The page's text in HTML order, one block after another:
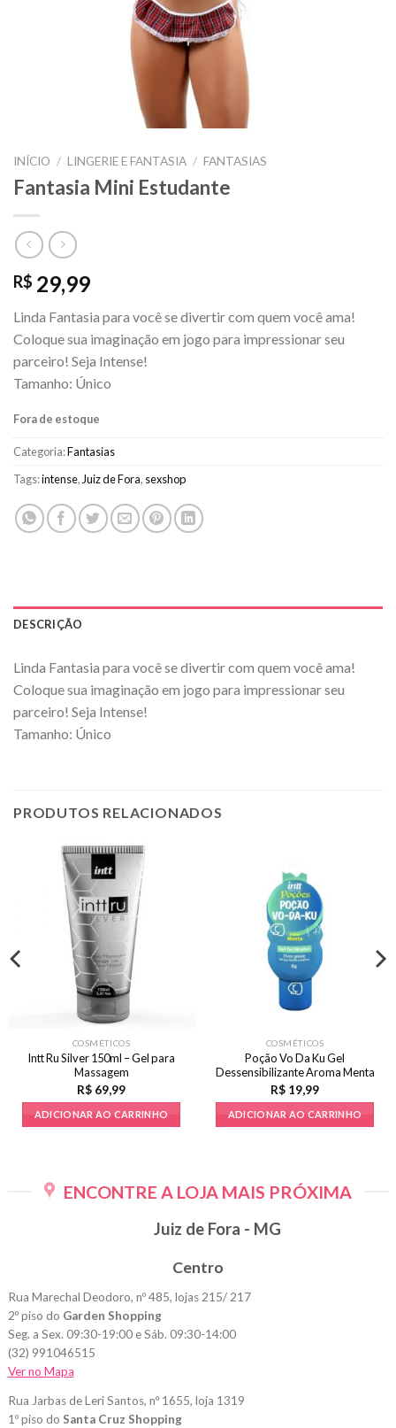
INÍCIO / LINGERIE E FANTASIA / FANTASIAS
Fantasia Mini Estudante
R$ 29,99
Linda Fantasia para você se divertir com quem você ama!
Coloque sua imaginação em jogo para impressionar seu
parceiro! Seja Intense!
Tamanho: Único
Fora de estoque
Categoria:Fantasias
Tags:intense,Juiz de Fora, sexshop
DESCRIÇÃO
Linda Fantasia para você se divertir com quem você ama!
Coloque sua imaginação em jogo para impressionar seu
parceiro! Seja Intense!
Tamanho: Único
PRODUTOS RELACIONADOS
COSMÉTICOS
Intt Ru Silver 150ml – Gel para
Massagem
R$ 69,99
ADICIONAR AO CARRINHO
COSMÉTICOS
Poção Vo Da Ku Gel
Dessensibilizante Aroma Menta
15g
R$ 19,99
ADICIONAR AO CARRINHO
ENCONTRE A LOJA MAIS PRÓXIMA
Juiz de Fora - MG
Centro
Rua Marechal Deodoro, nº 485, lojas 215/ 217
2º piso do Garden Shopping
Seg. a Sex. 09:30-19:00 e Sáb. 09:30-14:00
(32) 991046515
Ver no Mapa
Rua Jarbas de Leri Santos, nº 1655, loja 1319
1º piso do Santa Cruz Shopping